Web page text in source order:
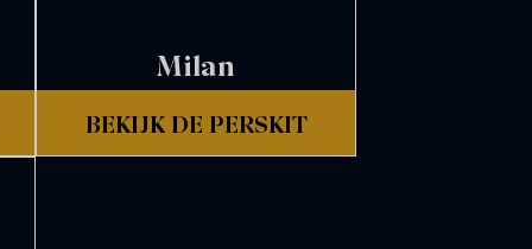
Milan
BEKIJK DE PERSKIT